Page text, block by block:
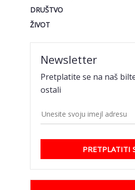
DRUŠTVO
ŽIVOT
Newsletter
Pretplatite se na naš
ostali
PRETPLATITI